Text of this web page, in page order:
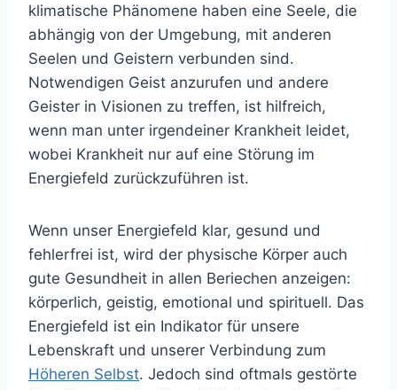
klimatische Phänomene haben eine Seele, die
abhängig von der Umgebung, mit anderen
Seelen und Geistern verbunden sind.
Notwendigen Geist anzurufen und andere
Geister in Visionen zu treffen, ist hilfreich,
wenn man unter irgendeiner Krankheit leidet,
wobei Krankheit nur auf eine Störung im
Energiefeld zurückzuführen ist.
Wenn unser Energiefeld klar, gesund und
fehlerfrei ist, wird der physische Körper auch
gute Gesundheit in allen Beriechen anzeigen:
körperlich, geistig, emotional und spirituell. Das
Energiefeld ist ein Indikator für unsere
Lebenskraft und unserer Verbindung zum
Höheren Selbst. Jedoch sind oftmals gestörte